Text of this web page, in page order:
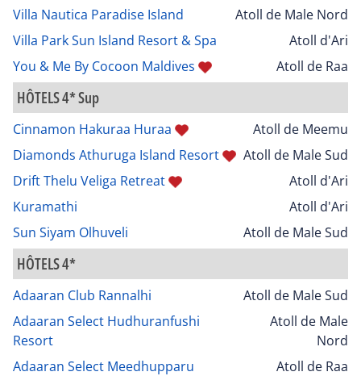
Villa Nautica Paradise Island
Atoll de Male Nord
Villa Park Sun Island Resort & Spa
Atoll d'Ari
You & Me By Cocoon Maldives
Atoll de Raa
HÔTELS 4* Sup
Cinnamon Hakuraa Huraa
Atoll de Meemu
Diamonds Athuruga Island Resort
Atoll de Male Sud
Drift Thelu Veliga Retreat
Atoll d'Ari
Kuramathi
Atoll d'Ari
Sun Siyam Olhuveli
Atoll de Male Sud
HÔTELS 4*
Adaaran Club Rannalhi
Atoll de Male Sud
Adaaran Select Hudhuranfushi
Resort
Atoll de Male
Nord
Adaaran Select Meedhupparu
Atoll de Raa